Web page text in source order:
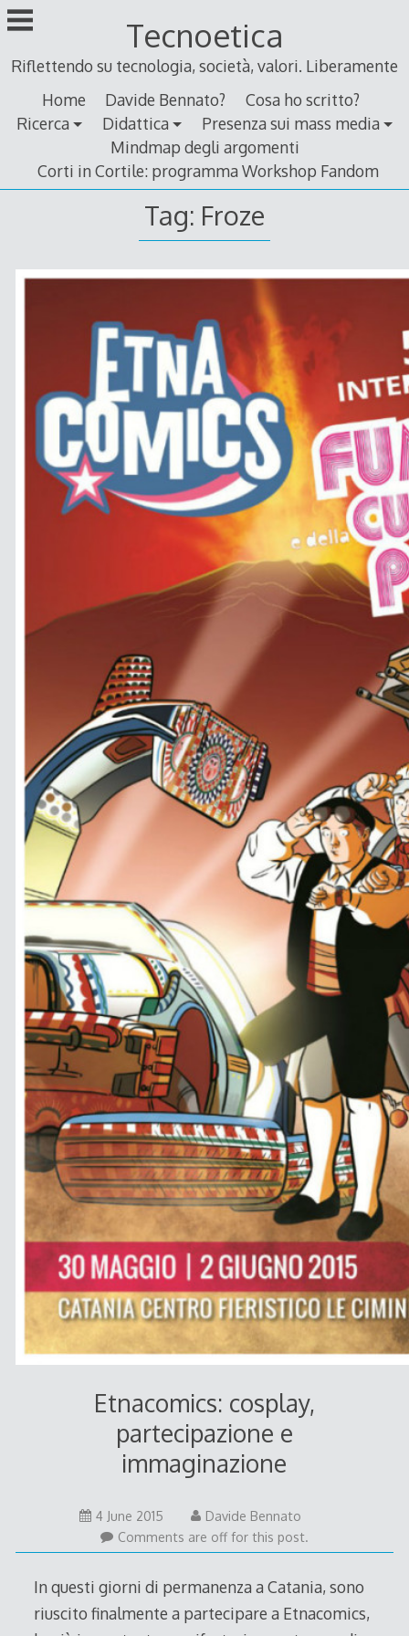
Skip
to
Tecnoetica
Riflettendo su tecnologia, società, valori. Liberamente
Home
Davide Bennato?
Cosa ho scritto?
Ricerca
Didattica
Presenza sui mass media
Mindmap degli argomenti
Corti in Cortile: programma Workshop Fandom
Tag: Froze
Etnacomics: cosplay,
partecipazione e
immaginazione
4 June 2015
June
2015
Davide Bennato
Comments are off for this post.
In questi giorni di permanenza a Catania, sono
riuscito finalmente a partecipare a Etnacomics,